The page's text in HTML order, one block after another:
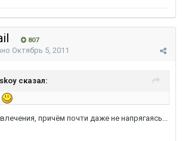
807
Октябрь 5, 2011
сказал:
причём почти даже не напрягаясь...